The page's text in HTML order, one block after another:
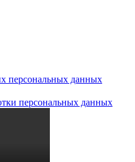
персональных данных
персональных данных